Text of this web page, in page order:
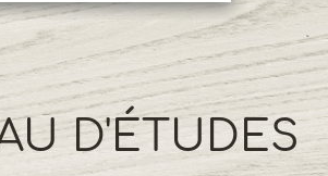
D'ÉTUDES